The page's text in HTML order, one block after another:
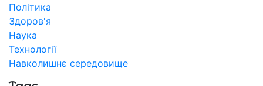
Політика
Здоров'я
Наука
Технології
Навколишнє середовище